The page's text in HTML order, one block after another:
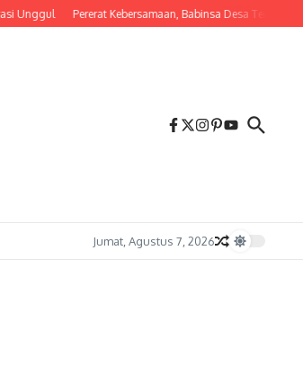
Pererat Kebersamaan, Babinsa Desa Tembalang Ajak
Jumat, Agustus 7, 2026